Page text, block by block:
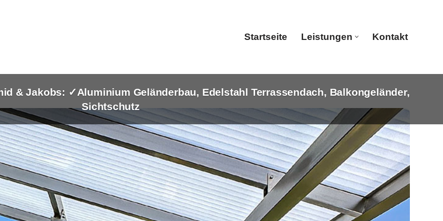
Startseite Leistungen Kontakt
& Jakobs: ✓Aluminium Geländerbau, Edelstahl Terrassendach, Balkongeländer,
Sichtschutz